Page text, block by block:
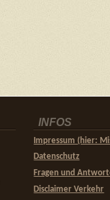
INFOS
Impressum (hier:
Datenschutz
Fragen und
Disclaimer Verkehr